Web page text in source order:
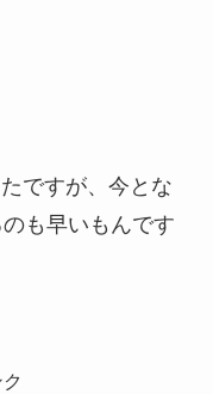
ですが、今とな
も早いもんです